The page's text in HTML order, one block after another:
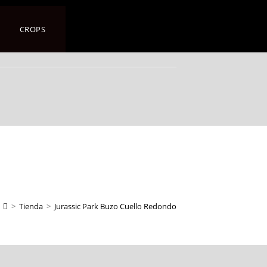
CROPS
> Tienda > Jurassic Park Buzo Cuello Redondo